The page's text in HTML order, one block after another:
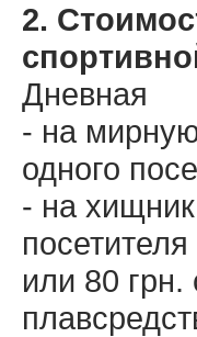
2.
Дневная
- на
одного
- на
или 80 грн.